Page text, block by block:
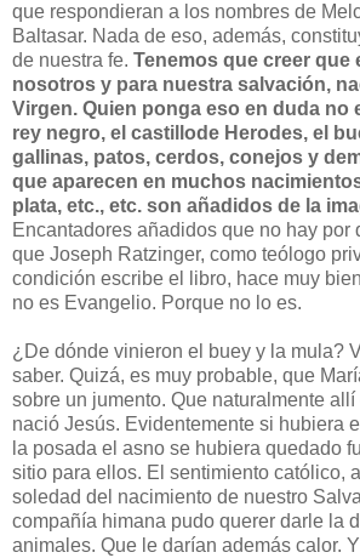
que respondieran a los nombres de
Baltasar. Nada de eso, además,
de nuestra fe. Tenemos que creer que
nosotros y para nuestra salvación,
Virgen. Quien ponga eso en duda no
rey negro, el castillode Herodes, el
gallinas, patos, cerdos, conejos y
que aparecen en muchos
plata, etc., etc. son añadidos de la
Encantadores añadidos que no hay por
que Joseph Ratzinger, como teólogo
condición escribe el libro, hace muy
no es Evangelio. Porque no lo es.
¿De dónde vinieron el buey y la mula?
saber. Quizá, es muy probable, que
sobre un jumento. Que naturalmente
nació Jesús. Evidentemente si hubiera
la posada el asno se hubiera quedado
sitio para ellos. El sentimiento católico,
soledad del nacimiento de nuestro
compañía himana pudo querer darle la
animales. Que le darían además calor.